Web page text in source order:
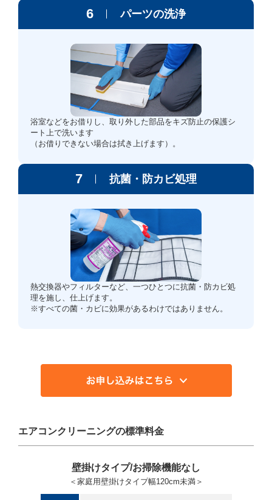
6 パーツの洗浄
浴室などをお借りし、取り外した部品をキズ防止の保護シ
ート上で洗います
（お借りできない場合は拭き上げます）。
7 抗菌・防カビ処理
熱交換器やフィルターなど、一つひとつに抗菌・防カビ処
理を施し、仕上げます。
※すべての菌・カビに効果があるわけではありません。
エアコンクリーニングの標準料金
壁掛けタイプ/お掃除機能なし
＜家庭用壁掛けタイプ幅120cm未満＞